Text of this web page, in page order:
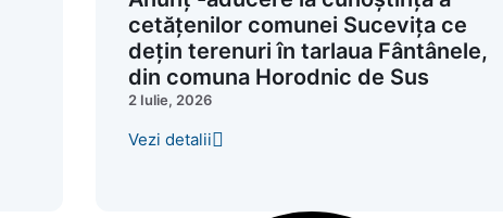
cetățenilor comunei Sucevița ce
dețin terenuri în tarlaua Fântânele,
din comuna Horodnic de Sus
2 Iulie, 2026
Vezi detalii